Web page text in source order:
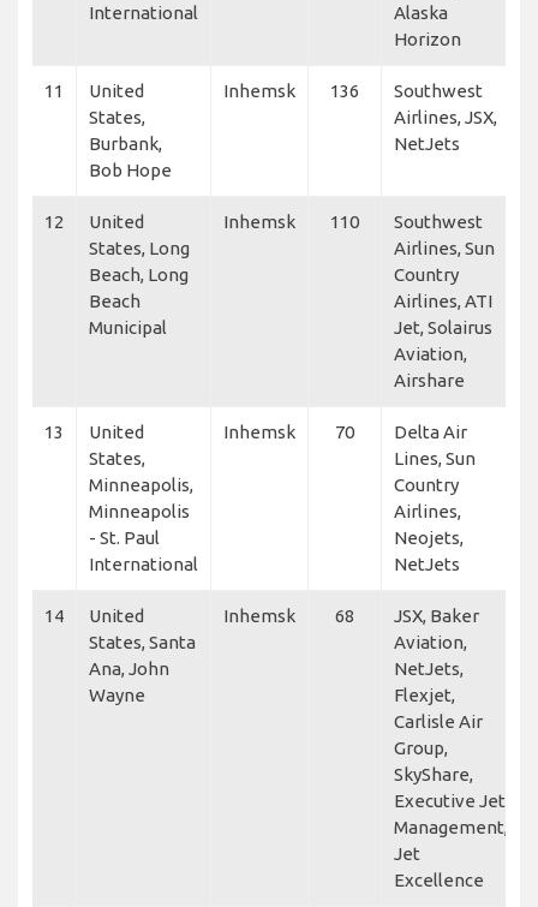
International
Alaska
Horizon
11
United
States,
Burbank,
Bob Hope
Inhemsk 136
Southwest
Airlines, JSX,
NetJets
12
United
States, Long
Beach, Long
Beach
Municipal
Inhemsk 110
Southwest
Airlines, Sun
Country
Airlines, ATI
Jet, Solairus
Aviation,
Airshare
13
United
States,
Minneapolis,
Minneapolis
- St. Paul
International
Inhemsk 70
Delta Air
Lines, Sun
Country
Airlines,
Neojets,
NetJets
14
United
States, Santa
Ana, John
Wayne
Inhemsk 68
JSX, Baker
Aviation,
NetJets,
Flexjet,
Carlisle Air
Group,
SkyShare,
Executive Jet
Management,
Jet
Excellence